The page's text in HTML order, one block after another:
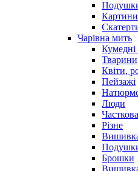
Картини
Чарiвна мить
Кумедні
Квіти,
Пейзажі
Люди
Різне
Брошки
Вишивка